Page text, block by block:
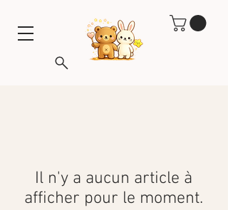
Il n'y a aucun article à
afficher pour le moment.